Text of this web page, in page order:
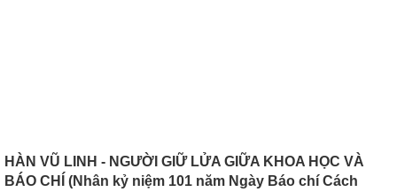
HÀN VŨ LINH - NGƯỜI GIỮ LỬA GIỮA KHOA HỌC VÀ
BÁO CHÍ (Nhân kỷ niệm 101 năm Ngày Báo chí Cách